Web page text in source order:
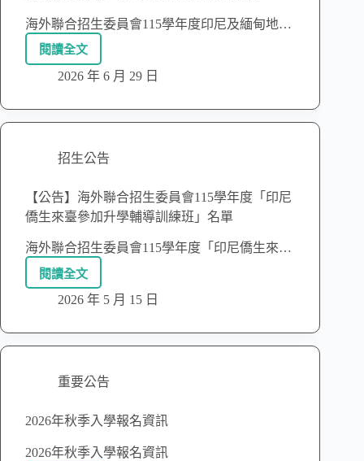
海外聯合招生委員會115學年度印尼及緬甸地…
閱讀全文
2026 年 6 月 29 日
招生公告
【公告】海外聯合招生委員會115學年度「印尼
僑生來臺參加升學輔導訓練班」名單
海外聯合招生委員會115學年度「印尼僑生來…
閱讀全文
2026 年 5 月 15 日
重要公告
2026年秋季入學報名資訊
2026年秋季入學報名資訊